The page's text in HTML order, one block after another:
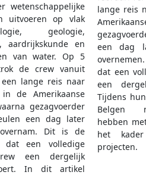
wetenschappelijke
uitvoeren op vlak
geologie,
aardrijkskunde en
van water. Op 5
de crew vanuit
een lange reis naar
de Amerikaanse
gezagvoerder
een dag later
Dit is de
dat een volledige
een dergelijk
In dit artikel
lange reis
een dag
dat een
een
Tijdens
Belgen
hebben
het
projecten.